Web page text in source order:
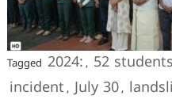
Tagged 2024: , 52 students
incident , July 30,